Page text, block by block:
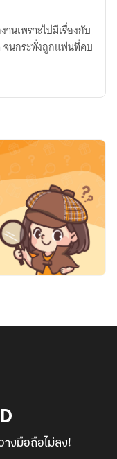
นเพราะไปมีเรื่องกับ
จนกระทั่งถูกแฟนที่คบ
งมือถือไม่ลง!